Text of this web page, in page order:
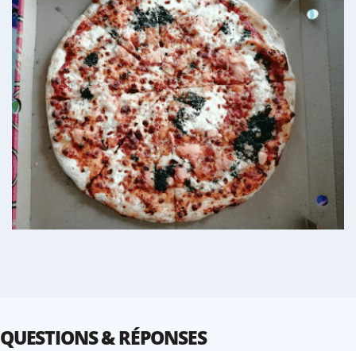
QUESTIONS & RÉPONSES